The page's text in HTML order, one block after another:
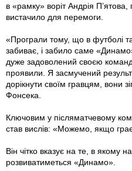
в «рамку» воріт Андрія П’ятова,
вистачило для перемоги.
«Програли тому, що в футболі
забиває, і забило саме
дуже задоволений своєю
проявили. Я засмучений
дорікнути своїм гравцям, вони
Фонсека.
Ключовим у післяматчевому
став вислів: «Можемо, якщо
Він чітко вказує на те, в якому
розвиватиметься «Динамо».